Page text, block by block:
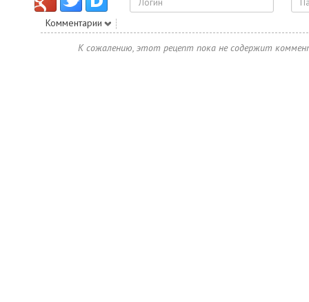
Комментарии
К сожалению, этот рецепт пока не содержит